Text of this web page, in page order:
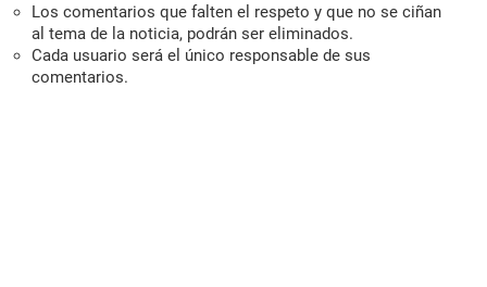
Los comentarios que falten el respeto y que no se ciñan
al tema de la noticia, podrán ser eliminados.
Cada usuario será el único responsable de sus
comentarios.